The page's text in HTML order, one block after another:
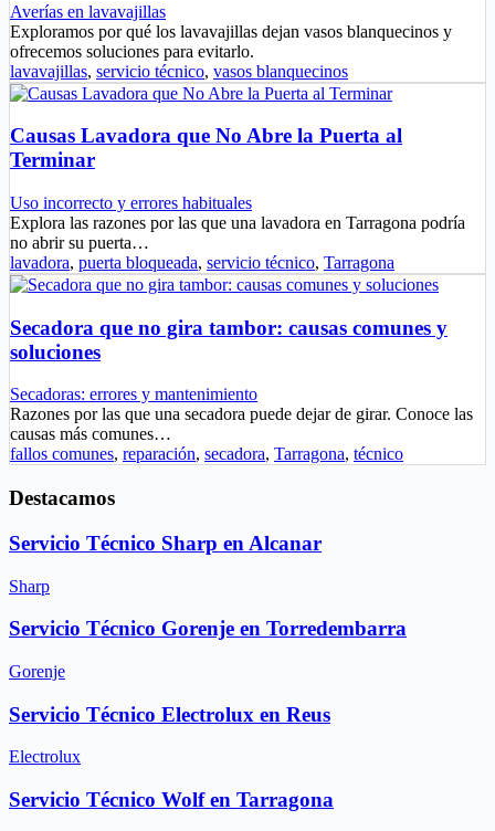
Averías en lavavajillas
Exploramos por qué los lavavajillas dejan vasos blanquecinos y
ofrecemos soluciones para evitarlo.
lavavajillas, servicio técnico, vasos blanquecinos
Causas Lavadora que No Abre la Puerta al
Terminar
Uso incorrecto y errores habituales
Explora las razones por las que una lavadora en Tarragona podría
no abrir su puerta…
lavadora, puerta bloqueada, servicio técnico, Tarragona
Secadora que no gira tambor: causas comunes y
soluciones
Secadoras: errores y mantenimiento
Razones por las que una secadora puede dejar de girar. Conoce las
causas más comunes…
fallos comunes, reparación, secadora, Tarragona, técnico
Destacamos
Servicio Técnico Sharp en Alcanar
Sharp
Servicio Técnico Gorenje en Torredembarra
Gorenje
Servicio Técnico Electrolux en Reus
Electrolux
Servicio Técnico Wolf en Tarragona